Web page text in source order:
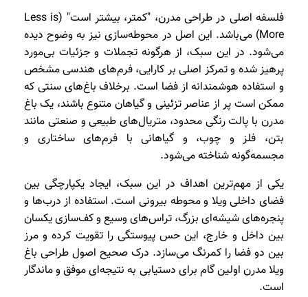
فلسفه اصلی در طراحی مدرن، "کمتر، بیشتر است" (Less is
More) می‌باشد. این اصل در محوطه‌سازی نیز به وضوح دیده
می‌شود. در این سبک، از هرگونه تجملات و جزئیات بی‌مورد
پرهیز شده و تمرکز اصلی بر کارایی، فرم‌های هندسی مشخص
و استفاده هوشمندانه از فضا است. برخلاف باغ‌های سنتی که
ممکن است پر از عناصر تزئینی و گیاهان متنوع باشند، یک باغ
مدرن با پالت رنگی محدود، متریال‌های طبیعی و صنعتی مانند
بتن، فلز و چوب، و گیاهانی با فرم‌های ساختاری و
مجسمه‌گونه شناخته می‌شود.
یکی از مهم‌ترین اهداف در این سبک، ایجاد یکپارچگی بین
فضای داخلی ویلا و محوطه بیرونی است. استفاده از درب‌ها و
پنجره‌های شیشه‌ای بزرگ، تراس‌های وسیع و کف‌سازی یکسان
بین داخل و خارج، این حس پیوستگی را تقویت کرده و مرز
بین دو فضا را کمرنگ می‌سازد. درک صحیح اصول طراحی باغ
ویلا مدرن اولین گام برای دستیابی به نتیجه‌ای موفق و ماندگار
است.